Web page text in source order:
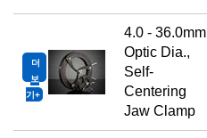
더
보
기
4.0 - 36.0mm
Optic Dia.,
Self-
Centering
Jaw Clamp